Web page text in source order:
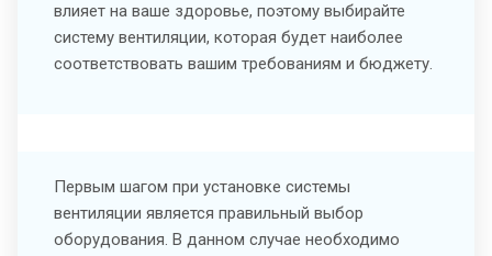
влияет на ваше здоровье, поэтому выбирайте
систему вентиляции, которая будет наиболее
соответствовать вашим требованиям и бюджету.
Первым шагом при установке системы
вентиляции является правильный выбор
оборудования. В данном случае необходимо